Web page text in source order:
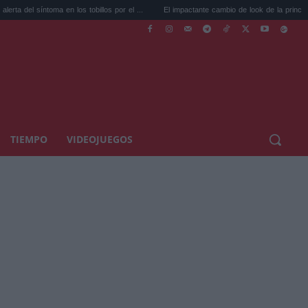
en los tobillos por el ... El impactante cambio de look de la princesa Leonor...
TIEMPO VIDEOJUEGOS